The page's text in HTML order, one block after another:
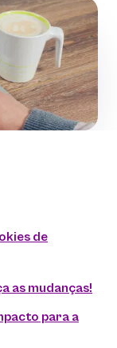
de
as mudanças!
para a